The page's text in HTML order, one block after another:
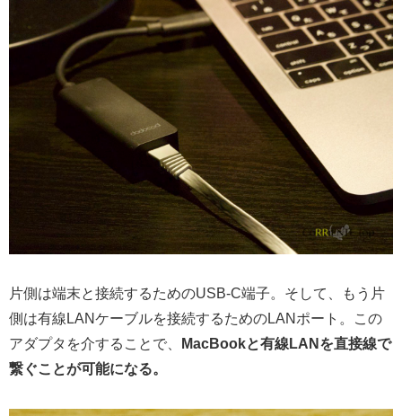
片側は端末と接続するためのUSB-C端子。そして、もう片
側は有線LANケーブルを接続するためのLANポート。この
アダプタを介することで、
MacBookと有線LANを直接線で
繋ぐことが可能になる。